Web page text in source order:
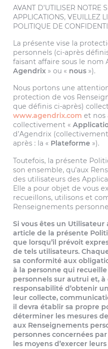
AVANT D’UTILISER NOTRE
APPLICATIONS, VEUILLEZ
POLITIQUE DE
La présente vise la
personnels (ci-après
faisant affaire sous le nom
Agendrix» ou « nous»).
Nous portons une
protection de vos
que définis ci-après)
www.agendrix.com et nos
collectivement «
d’Agendrix
après : la « Plateforme »).
Toutefois, la présente
son ensemble, qu’aux
des utilisateurs des
Elle a pour objet de vous
recueillons, utilisons et
Renseignements
Si vous êtes un Utilisateur
article de la présente
que lorsqu’il prévoit
de tels utilisateurs.
sa conformité aux
à la personne qui
personnels sur autrui et, à
responsabilité d’obtenir
leur collecte,
il devra établir sa propre
déterminer les mesures
aux Renseignements
personnes concernées
les moyens d’exercer